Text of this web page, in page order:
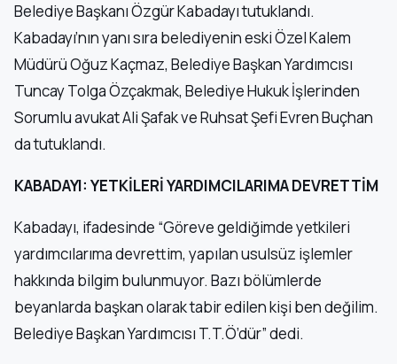
Belediye Başkanı Özgür Kabadayı tutuklandı.
Kabadayı’nın yanı sıra belediyenin eski Özel Kalem
Müdürü Oğuz Kaçmaz, Belediye Başkan Yardımcısı
Tuncay Tolga Özçakmak, Belediye Hukuk İşlerinden
Sorumlu avukat Ali Şafak ve Ruhsat Şefi Evren Buçhan
da tutuklandı.
KABADAYI: YETKİLERİ YARDIMCILARIMA DEVRETTİM
Kabadayı, ifadesinde “Göreve geldiğimde yetkileri
yardımcılarıma devrettim, yapılan usulsüz işlemler
hakkında bilgim bulunmuyor. Bazı bölümlerde
beyanlarda başkan olarak tabir edilen kişi ben değilim.
Belediye Başkan Yardımcısı T.T.Ö’dür” dedi.